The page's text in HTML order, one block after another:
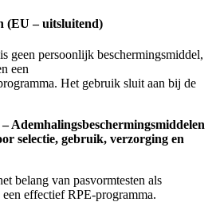
(EU – uitsluitend)
geen persoonlijk beschermingsmiddel,
een
Het gebruik sluit aan bij de
Ademhalingsbeschermingsmiddelen
selectie, gebruik, verzorging en
belang van pasvormtesten als
effectief RPE-programma.